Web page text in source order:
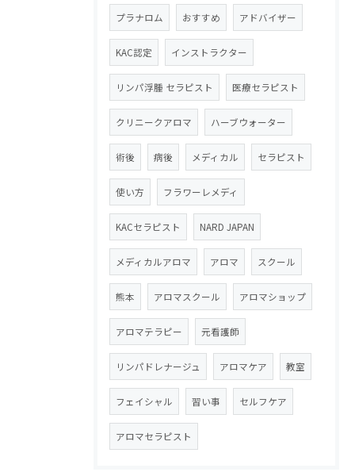
プラナロム おすすめ アドバイザー
KAC認定 インストラクター
リンパ浮腫 セラピスト 医療セラピスト
クリニークアロマ ハーブウォーター
術後 病後 メディカル セラピスト
使い方 フラワーレメディ
KACセラピスト NARD JAPAN
メディカルアロマ アロマ スクール
熊本 アロマスクール アロマショップ
アロマテラピー 元看護師
リンパドレナージュ アロマケア 教室
フェイシャル 習い事 セルフケア
アロマセラピスト